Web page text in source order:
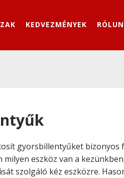
KEDVEZMÉNYEK
gyorsbillentyűket bizonyos
eszköz van a
szolgáló kéz eszközre.